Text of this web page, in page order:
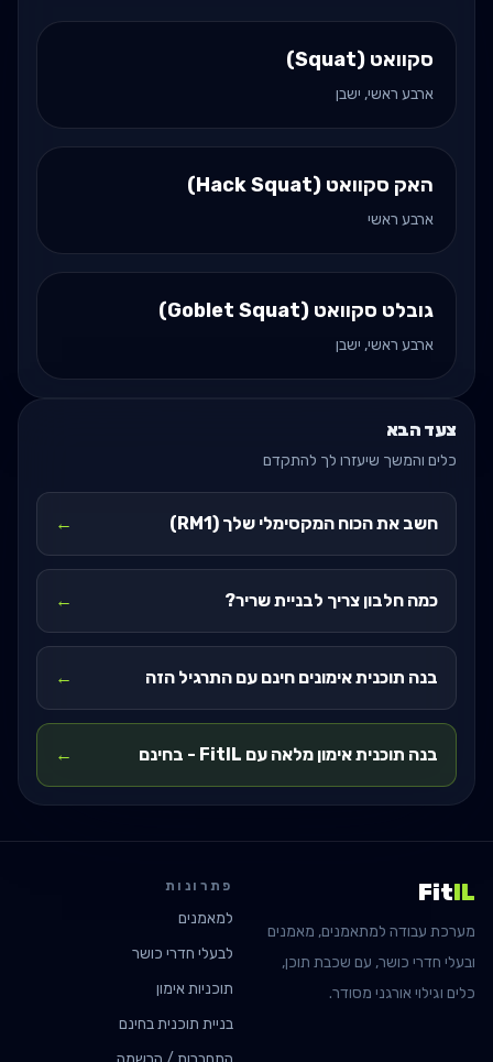
סקוואט (Squat)
ארבע ראשי, ישבן
האק סקוואט (Hack Squat)
ארבע ראשי
גובלט סקוואט (Goblet Squat)
ארבע ראשי, ישבן
צעד הבא
כלים והמשך שיעזרו לך להתקדם
חשב את הכוח המקסימלי שלך (RM1) ←
כמה חלבון צריך לבניית שריר? ←
בנה תוכנית אימונים חינם עם התרגיל הזה ←
בנה תוכנית אימון מלאה עם FitIL - בחינם ←
FitIL
מערכת עבודה למתאמנים, מאמנים
ובעלי חדרי כושר, עם שכבת תוכן,
כלים וגילוי אורגני מסודר.
פתרונות
למאמנים
לבעלי חדרי כושר
תוכניות אימון
בניית תוכנית בחינם